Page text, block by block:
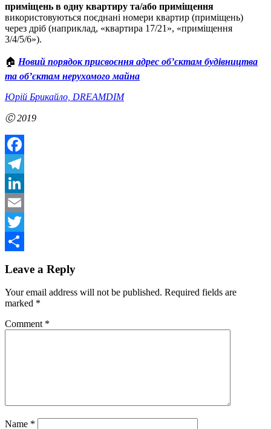
приміщень в одну квартиру та/або приміщення
використовуються поєднані номери квартир (приміщень)
через дріб (наприклад, «квартира 17/21», «приміщення
3/4/5/6»).
🏠 Новий порядок присвоєння адрес об’єктам будівництва
та об’єктам нерухомого майна
Юрій Брикайло, DREAMDIM
Ⓒ 2019
Facebook
Telegram
LinkedIn
Email
Twitter
Leave a Reply
Your email address will not be published. Required fields are
marked *
Comment *
Name *